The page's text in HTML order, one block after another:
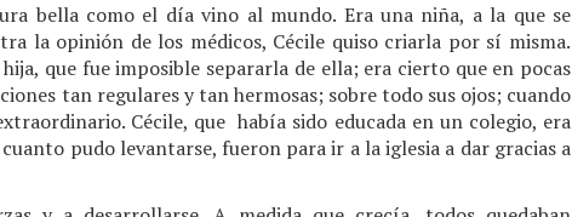
bella como el día vino al mundo. Era una niña, a la que se
la opinión de los médicos, Cécile quiso criarla por sí misma.
que fue imposible separarla de ella; era cierto que en pocas
tan regulares y tan hermosas; sobre todo sus ojos; cuando
Cécile, que había sido educada en un colegio, era
pudo levantarse, fueron para ir a la iglesia a dar gracias a